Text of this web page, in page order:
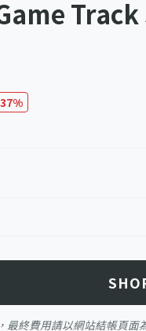
最終費用請以網站結帳頁面